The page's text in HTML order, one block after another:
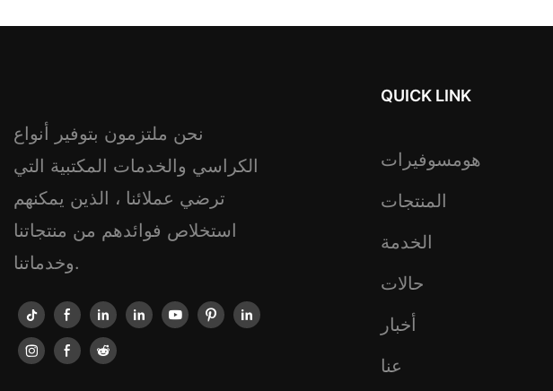
نحن ملتزمون بتوفير أنواع
الكراسي والخدمات المكتبية التي
ترضي عملائنا ، الذين يمكنهم
استخلاص فوائدهم من منتجاتنا
وخدماتنا.
QUICK LINK
هومسوفيرات
المنتجات
الخدمة
حالات
أخبار
عنا